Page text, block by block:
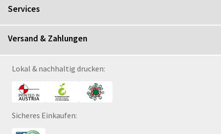
Services
Versand & Zahlungen
Lokal & nachhaltig drucken:
Sicheres Einkaufen: